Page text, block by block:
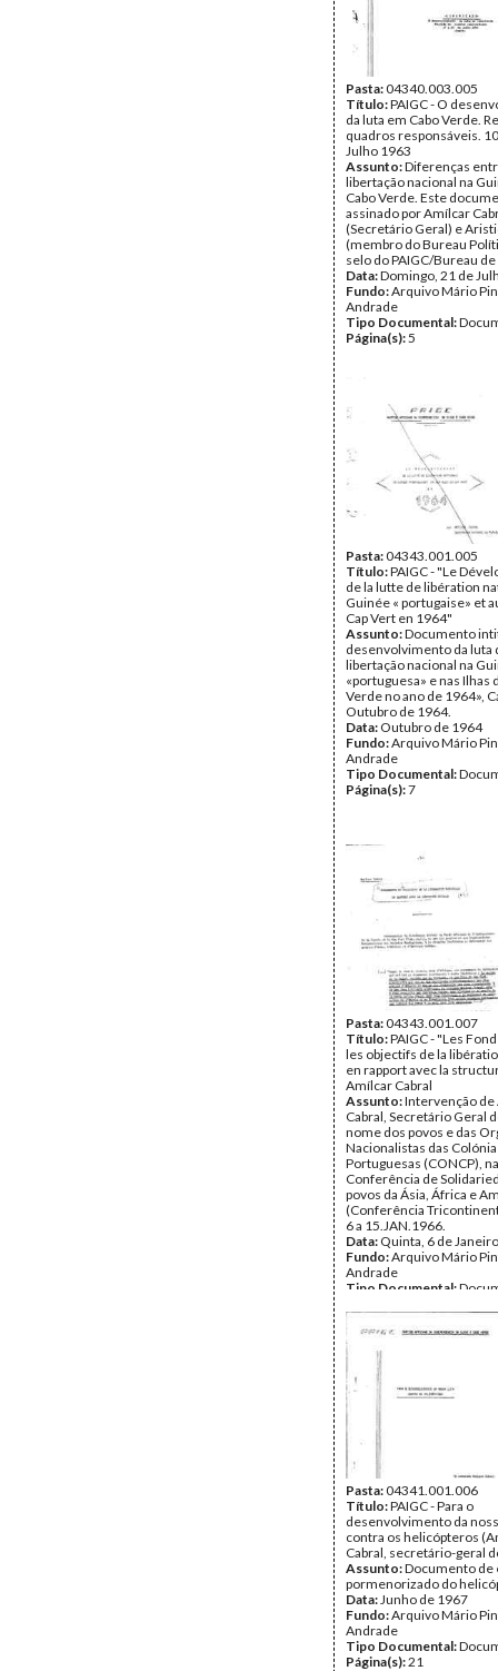
Pasta:04340.003.005
Título:PAIGC - O
da luta em Cabo Verde.
quadros responsáveis.
Julho 1963
Assunto:Diferenças
libertação nacional na
Cabo Verde. Este
assinado por Amílcar
(Secretário Geral) e
(membro do Bureau
selo do PAIGC/Bureau de
Data:Domingo, 21 de
Fundo:Arquivo Mário
Andrade
Tipo Documental:
Página(s):5
Pasta:04343.001.005
Título:PAIGC - "Le
de la lutte de libération
Guinée « portugaise» et
Cap Vert en 1964"
Assunto:Documento
desenvolvimento da luta
libertação nacional na
«portuguesa» e nas Ilhas
Verde no ano de 1964»,
Outubro de 1964.
Data: Outubro de 1964
Fundo:Arquivo Mário
Andrade
Tipo Documental:
Página(s):7
Pasta:04343.001.007
Título:PAIGC - "Les
les objectifs de la
en rapport avec la
Amílcar Cabral
Assunto:Intervenção de
Cabral, Secretário Geral
nome dos povos e das
Nacionalistas das
Portuguesas (CONCP),
Conferência de
povos da Ásia, África e
(Conferência
6 a 15.JAN.1966.
Data: Quinta, 6 de
Fundo:Arquivo Mário
Andrade
Tipo Documental:
Pasta:04341.001.006
Título:PAIGC - Para o
desenvolvimento da
contra os helicópteros
Cabral, secretário-geral
Assunto:Documento de
pormenorizado do
Data:Junho de 1967
Fundo:Arquivo Mário
Andrade
Tipo Documental:
Página(s):21